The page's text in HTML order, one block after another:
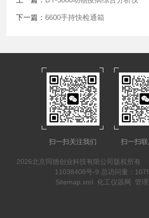
下一篇：6600手持快检通箱
扫一扫关注我们 扫一扫
2026北京同德创业科技有限公司版权所有
11038408号-9 总访问量：
Sitemap.xml 化工仪器网 管